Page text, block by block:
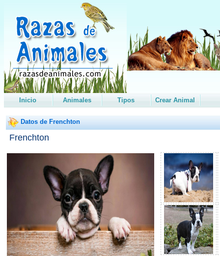
Inicio Animales Tipos Crear Animal
Datos de Frenchton
Frenchton